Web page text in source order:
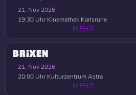
21. Nov 2026
19:30 Uhr Kinemathek Karlsruhe
MEHR
BRIXEN
21. Nov 2026
20:00 Uhr Kulturzentrum Astra
MEHR